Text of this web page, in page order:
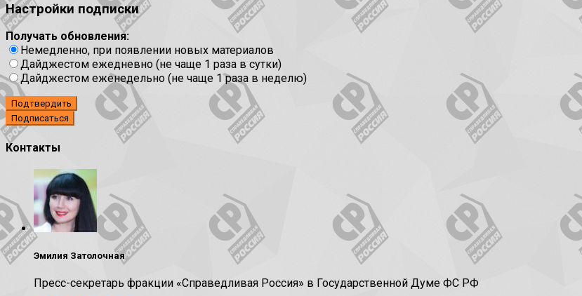
Настройки подписки
Получать обновления:
Немедленно, при появлении новых материалов
Дайджестом ежедневно (не чаще 1 раза в сутки)
Дайджестом еженедельно (не чаще 1 раза в неделю)
Подтвердить
Контакты
Эмилия Затолочная
Пресс-секретарь фракции «Справедливая Россия» в Государственной Думе ФС РФ